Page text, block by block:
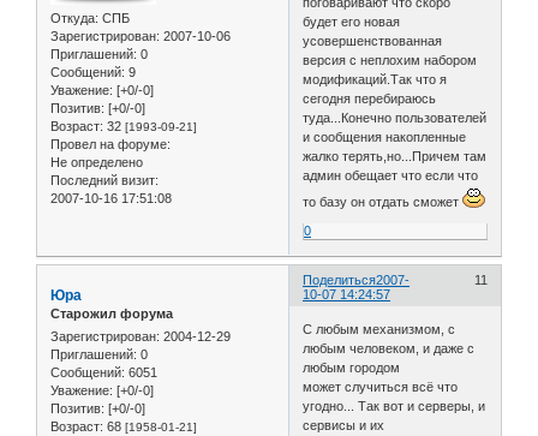
Откуда: СПБ
Зарегистрирован: 2007-10-06
Приглашений: 0
Сообщений: 9
Уважение: [+0/-0]
Позитив: [+0/-0]
Возраст: 32 [1993-09-21]
Провел на форуме:
Не определено
Последний визит:
2007-10-16 17:51:08
будет его новая
усовершенствованная
версия с неплохим набором
модификаций.Так что я
сегодня перебираюсь
туда...Конечно пользователей
и сообщения накопленные
жалко терять,но...Причем там
админ обещает что если что
то базу он отдать сможет
0
Поделиться 11
2007-
10-07 14:24:57
Юра
Старожил форума
Зарегистрирован: 2004-12-29
Приглашений: 0
Сообщений: 6051
Уважение: [+0/-0]
Позитив: [+0/-0]
Возраст: 68 [1958-01-21]
С любым механизмом, с
любым человеком, и даже с
любым городом
может случиться всё что
угодно... Так вот и серверы, и
сервисы и их